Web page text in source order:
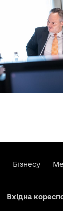
Бізнесу
Вхідна